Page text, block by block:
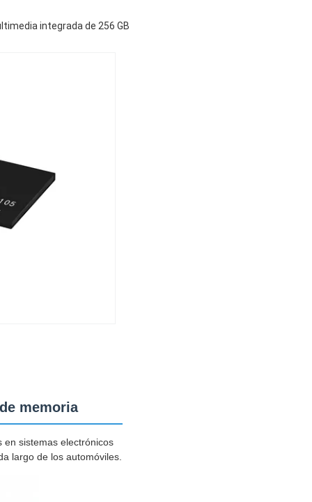
integrada de 256 GB
memoria
en sistemas electrónicos
largo de los automóviles.